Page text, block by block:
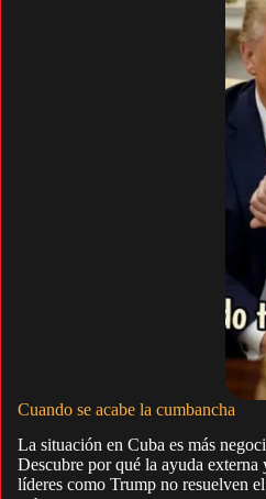
Cuando se acabe la cumbancha
La situación en Cuba es más
Descubre por qué la ayuda externa
líderes como Trump no resuelven